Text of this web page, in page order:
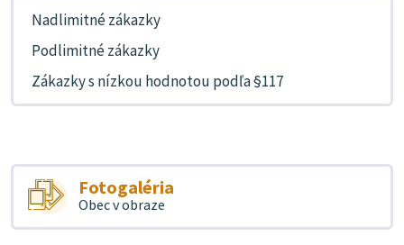
Nadlimitné zákazky
Podlimitné zákazky
Zákazky s nízkou hodnotou podľa §117
Fotogaléria
Obec v obraze